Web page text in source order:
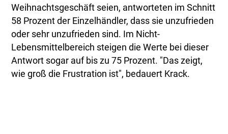
Weihnachtsgeschäft seien, antworteten im Schnitt
58 Prozent der Einzelhändler, dass sie unzufrieden
oder sehr unzufrieden sind. Im Nicht-
Lebensmittelbereich steigen die Werte bei dieser
Antwort sogar auf bis zu 75 Prozent. "Das zeigt,
wie groß die Frustration ist", bedauert Krack.